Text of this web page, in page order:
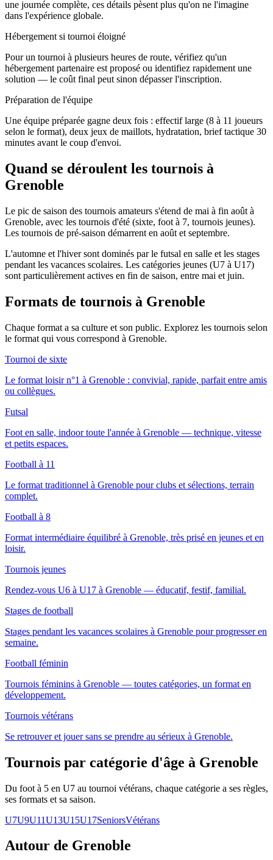
une journée complète, ces détails pèsent plus qu'on ne l'imagine
dans l'expérience globale.
Hébergement si tournoi éloigné
Pour un tournoi à plusieurs heures de route, vérifiez qu'un
hébergement partenaire est proposé ou identifiez rapidement une
solution — le coût final peut sinon dépasser l'inscription.
Préparation de l'équipe
Une équipe préparée gagne deux fois : effectif large (8 à 11 joueurs
selon le format), deux jeux de maillots, hydratation, brief tactique 30
minutes avant le coup d'envoi.
Quand se déroulent les tournois à
Grenoble
Le pic de saison des tournois amateurs s'étend de mai à fin août à
Grenoble, avec les tournois d'été (sixte, foot à 7, tournois jeunes).
Les tournois de pré-saison démarrent en août et septembre.
L'automne et l'hiver sont dominés par le futsal en salle et les stages
pendant les vacances scolaires. Les catégories jeunes (U7 à U17)
sont particulièrement actives en fin de saison, entre mai et juin.
Formats de tournois à Grenoble
Chaque format a sa culture et son public. Explorez les tournois selon
le format qui vous correspond à Grenoble.
Tournoi de sixte
Le format loisir n°1 à Grenoble : convivial, rapide, parfait entre amis
ou collègues.
Futsal
Foot en salle, indoor toute l'année à Grenoble — technique, vitesse
et petits espaces.
Football à 11
Le format traditionnel à Grenoble pour clubs et sélections, terrain
complet.
Football à 8
Format intermédiaire équilibré à Grenoble, très prisé en jeunes et en
loisir.
Tournois jeunes
Rendez-vous U6 à U17 à Grenoble — éducatif, festif, familial.
Stages de football
Stages pendant les vacances scolaires à Grenoble pour progresser en
semaine.
Football féminin
Tournois féminins à Grenoble — toutes catégories, un format en
développement.
Tournois vétérans
Se retrouver et jouer sans se prendre au sérieux à Grenoble.
Tournois par catégorie d'âge à Grenoble
Du foot à 5 en U7 au tournoi vétérans, chaque catégorie a ses règles,
ses formats et sa saison.
U7U9U11U13U15U17SeniorsVétérans
Autour de Grenoble